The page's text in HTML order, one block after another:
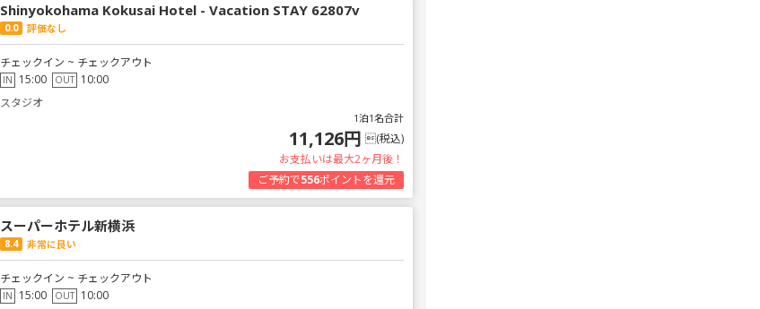
Shinyokohama Kokusai Hotel - Vacation STAY 62807v
0.0 評価なし
チェックイン ~ チェックアウト
IN 15:00 OUT 10:00
スタジオ
1泊1名合計
11,126円 (税込)
お支払いは最大2ヶ月後！
ご予約で556ポイントを還元
スーパーホテル新横浜
8.4 非常に良い
チェックイン ~ チェックアウト
IN 15:00 OUT 10:00